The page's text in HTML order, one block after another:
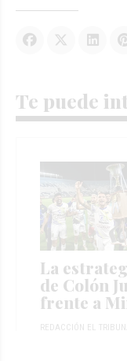
Te puede
La
de Colón
frente a
REDACCIÓN EL